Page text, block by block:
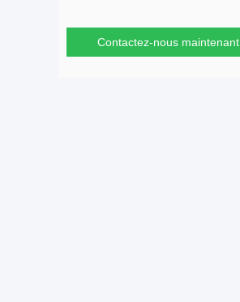
Contactez-nous maintenant